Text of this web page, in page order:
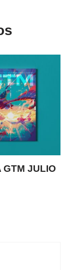
GTM JULIO